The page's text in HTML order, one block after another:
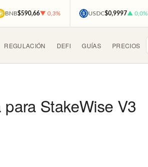
BNB$590,66▼ 0,3% USDC$0,9997▲ 0,0%
REGULACIÓN DEFI GUÍAS PRECIOS
StakeWise V3